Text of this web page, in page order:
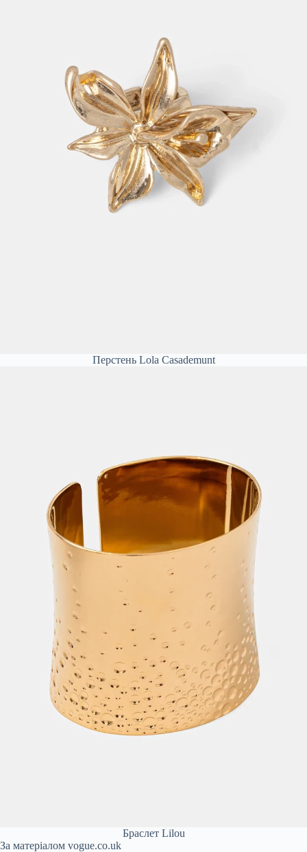
Перстень Lola Casademunt
Браслет Lilou
За матеріалом vogue.co.uk